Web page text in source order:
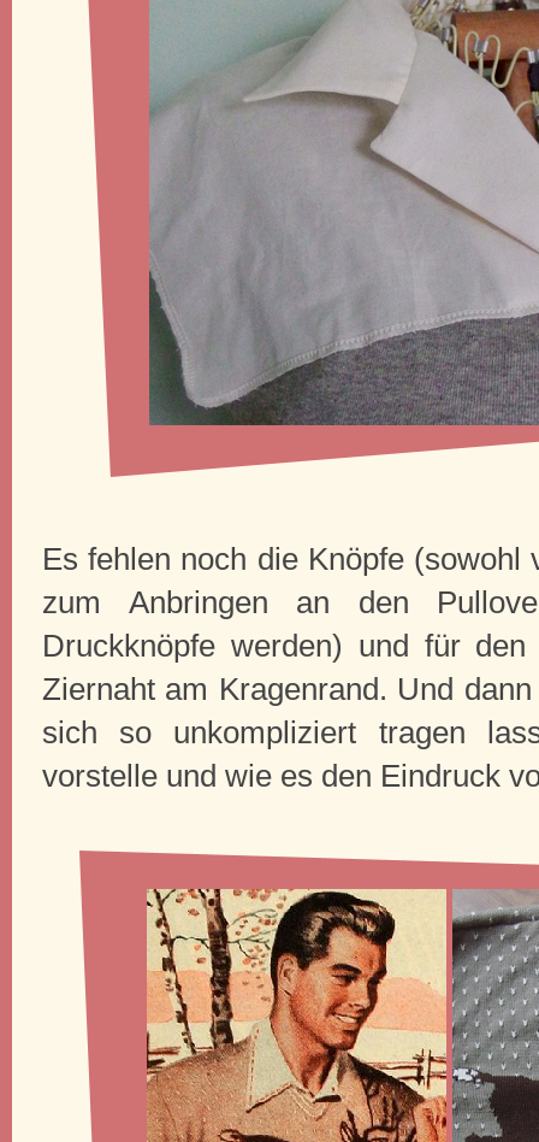
Es fehlen noch die Knöpfe
zum Anbringen an den
Druckknöpfe werden) und für
Ziernaht am Kragenrand. Und
sich so unkompliziert tragen
vorstelle und wie es den Eindruck